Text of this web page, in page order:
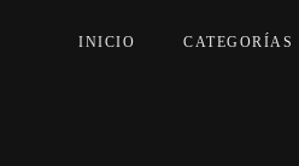
INICIO CATEGORÍAS